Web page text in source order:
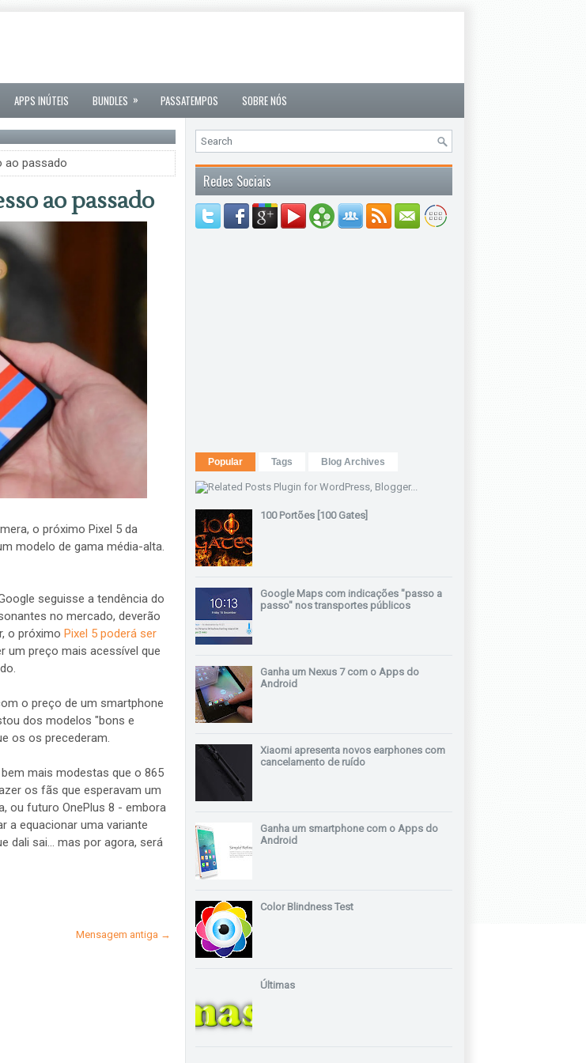
APPS INÚTEIS BUNDLES » PASSATEMPOS SOBRE NÓS
ao passado
ao passado
o próximo Pixel 5 da
modelo de gama média-alta.
seguisse a tendência do
no mercado, deverão
o próximo Pixel 5 poderá ser
um preço mais acessível que
o preço de um smartphone
dos modelos "bons e
os os precederam.
mais modestas que o 865
os fãs que esperavam um
ou futuro OnePlus 8 - embora
a equacionar uma variante
dali sai... mas por agora, será
Mensagem antiga →
Redes Sociais
Popular Tags Blog Archives
100 Portões [100 Gates]
Google Maps com indicações "passo a
passo" nos transportes públicos
Ganha um Nexus 7 com o Apps do
Android
Xiaomi apresenta novos earphones com
cancelamento de ruído
Ganha um smartphone com o Apps do
Android
Color Blindness Test
Últimas